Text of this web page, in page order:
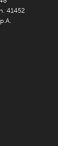
41452